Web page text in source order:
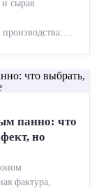
сырая.
панно: что
но
фактура,